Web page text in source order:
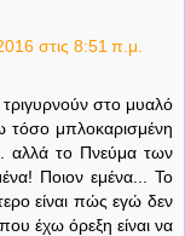
στις 8:51 π.μ.
στο μυαλό
μπλοκαρισμένη
αλλά το Πνεύμα των
Ποιον εμένα... Το
είναι πώς εγώ δεν
έχω όρεξη είναι να